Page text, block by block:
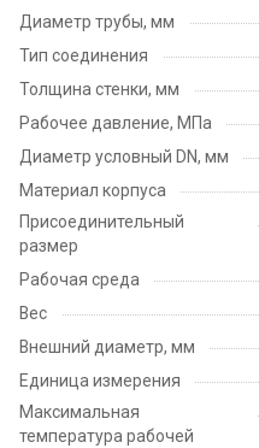
Диаметр трубы, мм
Тип соединения
Толщина стенки, мм
Рабочее давление, МПа
Диаметр условный DN, мм
Материал корпуса
Присоединительный
размер
Рабочая среда
Вес
Внешний диаметр, мм
Единица измерения
Максимальная
температура рабочей